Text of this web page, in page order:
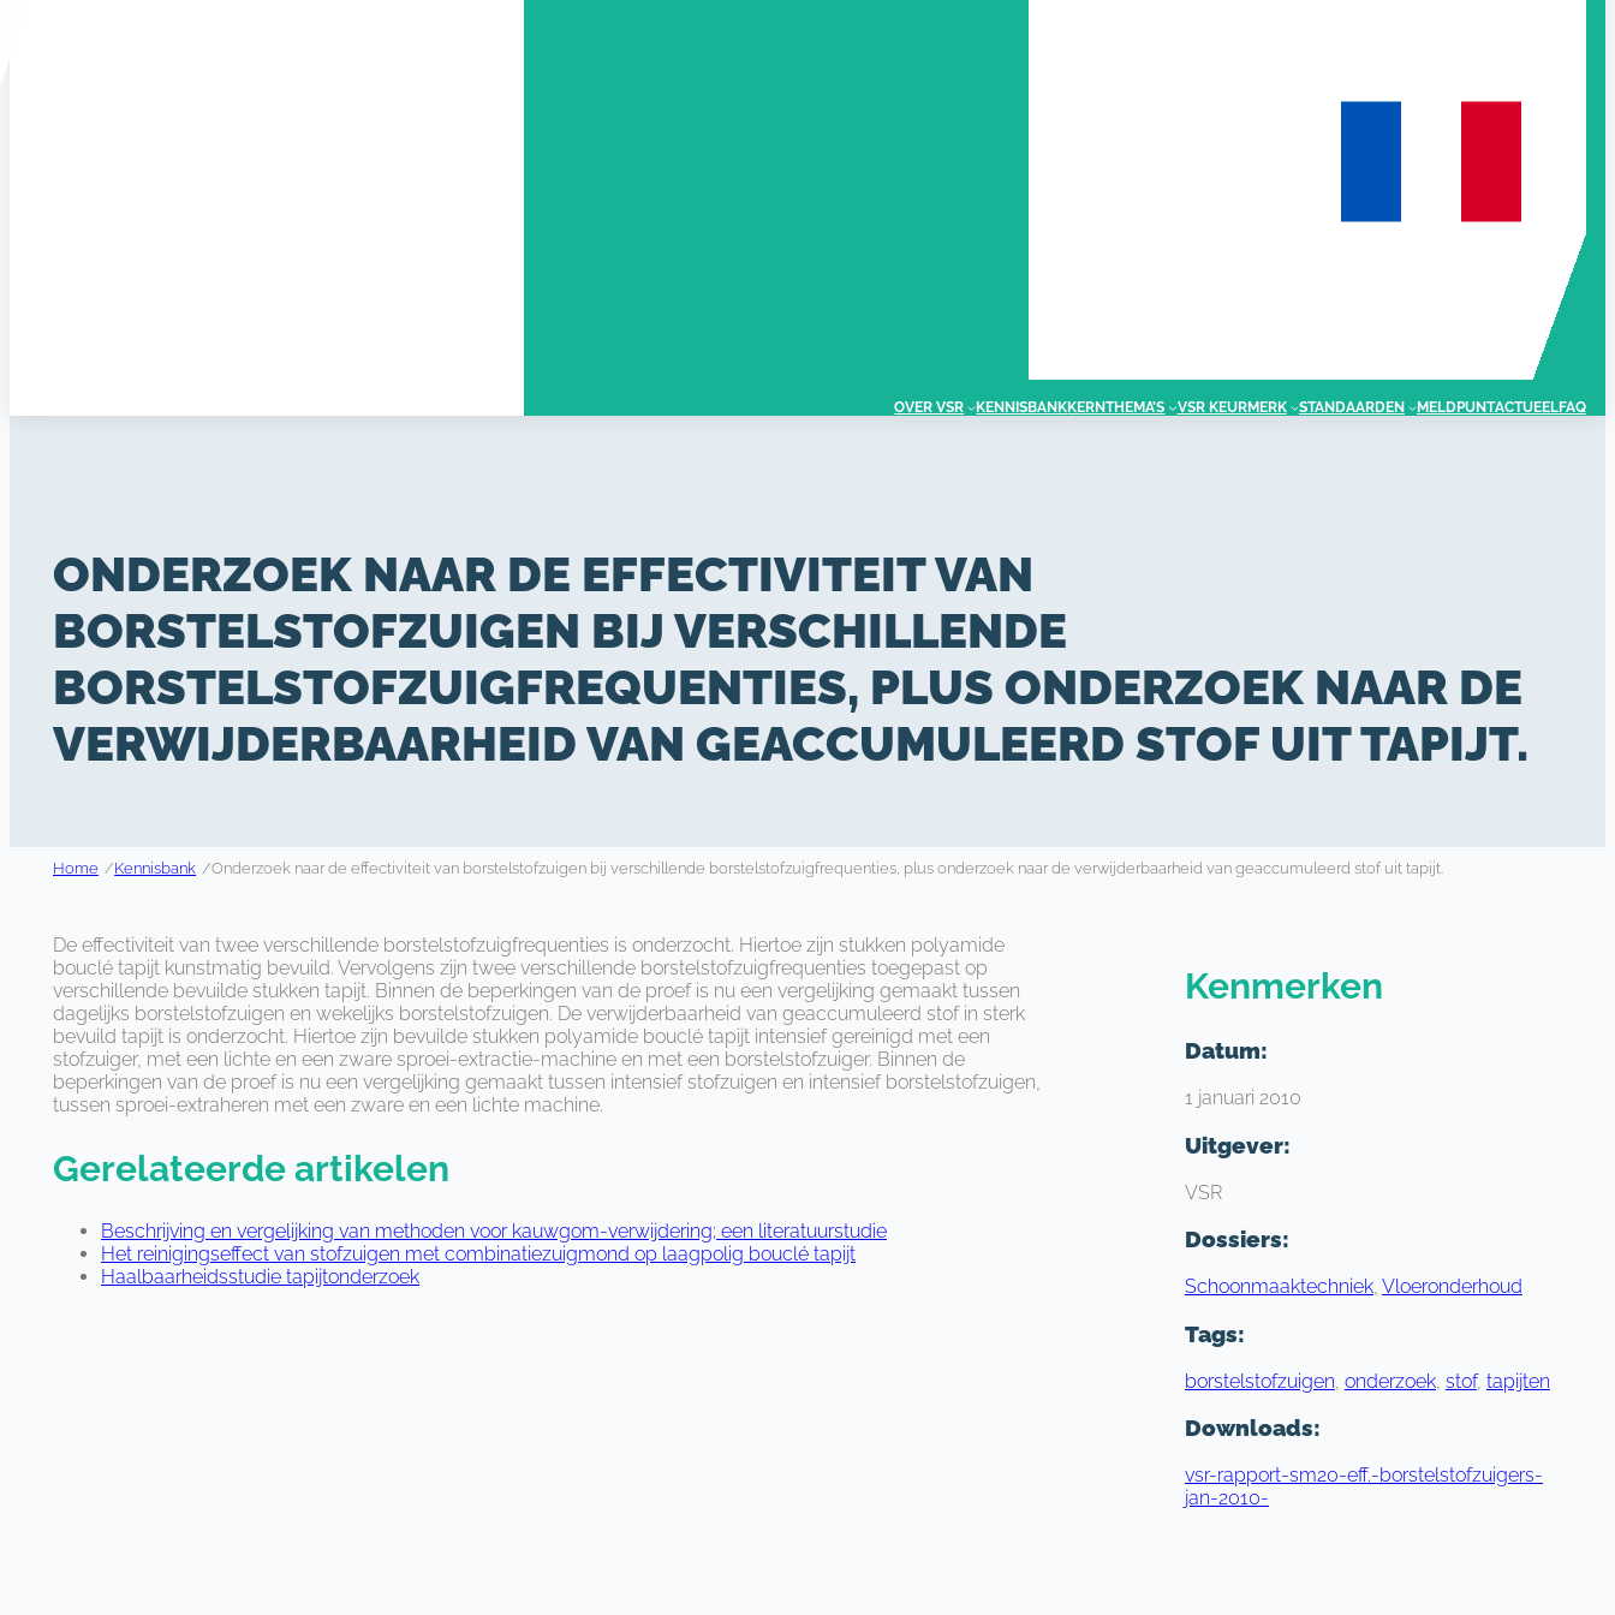
OVER VSR KENNISBANKKERNTHEMA’S VSR KEURMERK STANDAARDEN MELDPUNTACTUEELFAQ
ONDERZOEK NAAR DE EFFECTIVITEIT VAN
BORSTELSTOFZUIGEN BIJ VERSCHILLENDE
BORSTELSTOFZUIGFREQUENTIES, PLUS ONDERZOEK NAAR DE
VERWIJDERBAARHEID VAN GEACCUMULEERD STOF UIT TAPIJT.
Home /Kennisbank /Onderzoek naar de effectiviteit van borstelstofzuigen bij verschillende borstelstofzuigfrequenties, plus onderzoek naar de verwijderbaarheid van geaccumuleerd stof uit tapijt.
De effectiviteit van twee verschillende borstelstofzuigfrequenties is onderzocht. Hiertoe zijn stukken polyamide
bouclé tapijt kunstmatig bevuild. Vervolgens zijn twee verschillende borstelstofzuigfrequenties toegepast op
verschillende bevuilde stukken tapijt. Binnen de beperkingen van de proef is nu een vergelij­king gemaakt tussen
dagelijks borstelstofzuigen en wekelijks borstelstofzuigen. De verwijderbaarheid van geaccumuleerd stof in sterk
bevuild tapijt is onder­zocht. Hiertoe zijn bevuilde stukken polyamide bouclé tapijt intensief gereinigd met een
stofzuiger, met een lichte en een zware sproei-extractie-machine en met een borstelstofzuiger. Binnen de
beperkingen van de proef is nu een verge­lijking gemaakt tussen intensief stofzuigen en intensief borstelstofzuigen,
tussen sproei-extraheren met een zware en een lichte machine.
Gerelateerde artikelen
Beschrijving en vergelijking van methoden voor kauwgom-verwijdering; een literatuurstudie
Het reinigingseffect van stofzuigen met combinatiezuigmond op laagpolig bouclé tapijt
Haalbaarheidsstudie tapijtonderzoek
Kenmerken
Datum:
1 januari 2010
Uitgever:
VSR
Dossiers:
Schoonmaaktechniek, Vloeronderhoud
Tags:
borstelstofzuigen onderzoek, stof, tapijten
Downloads:
vsr-rapport-sm20-eff.-borstelstofzuigers-
jan-2010-